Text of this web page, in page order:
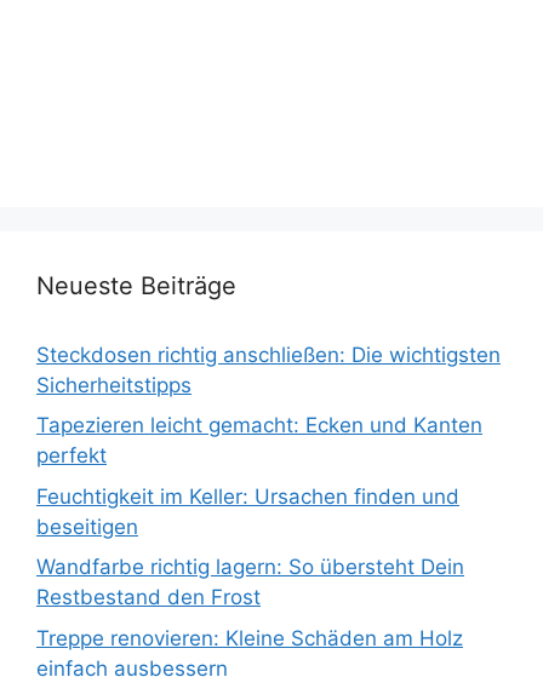
Neueste Beiträge
Steckdosen richtig anschließen: Die wichtigsten
Sicherheitstipps
Tapezieren leicht gemacht: Ecken und Kanten
perfekt
Feuchtigkeit im Keller: Ursachen finden und
beseitigen
Wandfarbe richtig lagern: So übersteht Dein
Restbestand den Frost
Treppe renovieren: Kleine Schäden am Holz
einfach ausbessern